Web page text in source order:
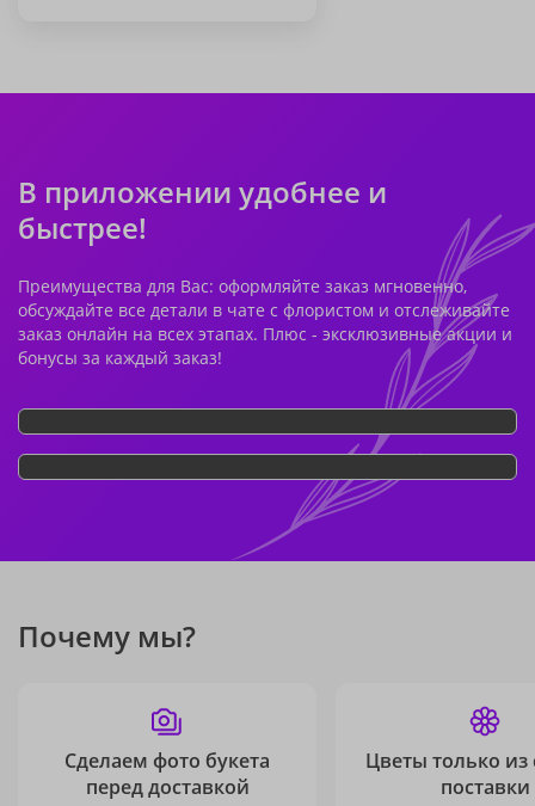
В приложении удобнее и
быстрее!
Преимущества для Вас: оформляйте заказ мгновенно,
обсуждайте все детали в чате с флористом и отслеживайте
заказ онлайн на всех этапах. Плюс - эксклюзивные акции и
бонусы за каждый заказ!
Почему мы?
Сделаем фото букета
перед доставкой
Цветы только из
поставки